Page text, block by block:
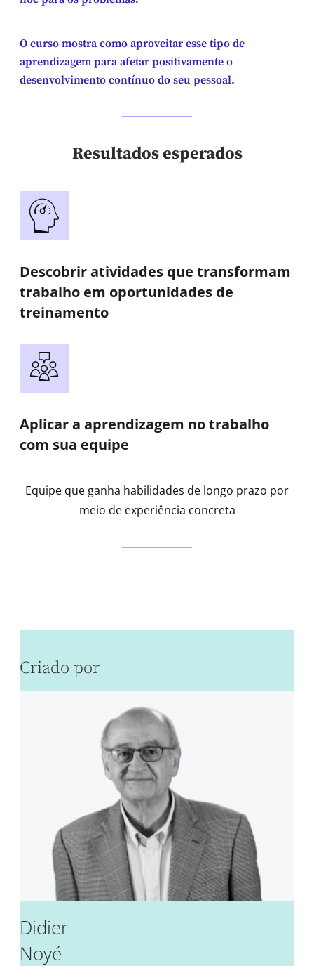
O curso mostra como aproveitar esse tipo de
aprendizagem para afetar positivamente o
desenvolvimento contínuo do seu pessoal.
Resultados esperados
Descobrir atividades que transformam
trabalho em oportunidades de
treinamento
Aplicar a aprendizagem no trabalho
com sua equipe
Equipe que ganha habilidades de longo prazo por
meio de experiência concreta
Criado por
Didier
Noyé